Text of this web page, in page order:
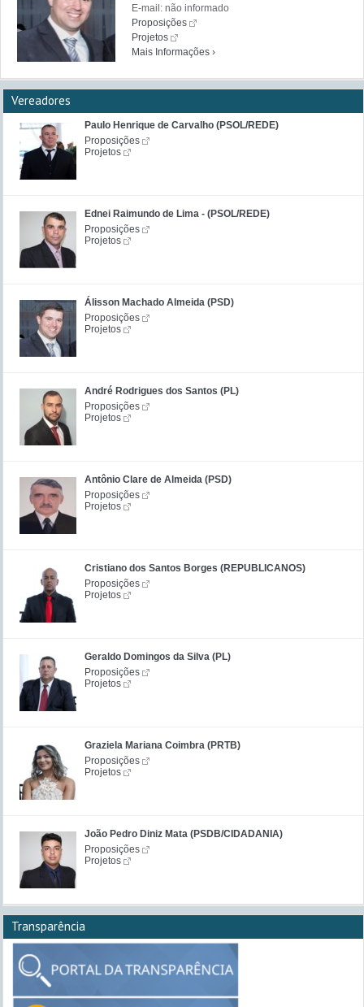
E-mail: não informado
Proposições
Projetos
Mais Informações ›
Vereadores
Paulo Henrique de Carvalho (PSOL/REDE)
Proposições
Projetos
Ednei Raimundo de Lima - (PSOL/REDE)
Proposições
Projetos
Álisson Machado Almeida (PSD)
Proposições
Projetos
André Rodrigues dos Santos (PL)
Proposições
Projetos
Antônio Clare de Almeida (PSD)
Proposições
Projetos
Cristiano dos Santos Borges (REPUBLICANOS)
Proposições
Projetos
Geraldo Domingos da Silva (PL)
Proposições
Projetos
Graziela Mariana Coimbra (PRTB)
Proposições
Projetos
João Pedro Diniz Mata (PSDB/CIDADANIA)
Proposições
Projetos
Transparência